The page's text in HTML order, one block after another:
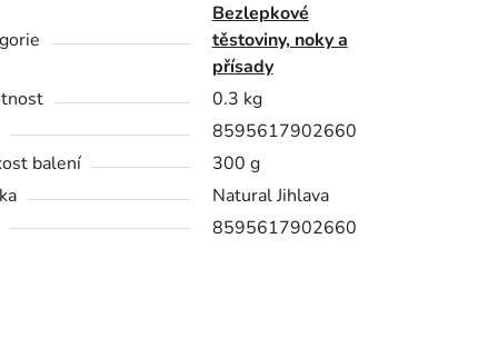
Bezlepkové
těstoviny, noky a
přísady
0.3 kg
8595617902660
balení
300 g
Natural Jihlava
8595617902660